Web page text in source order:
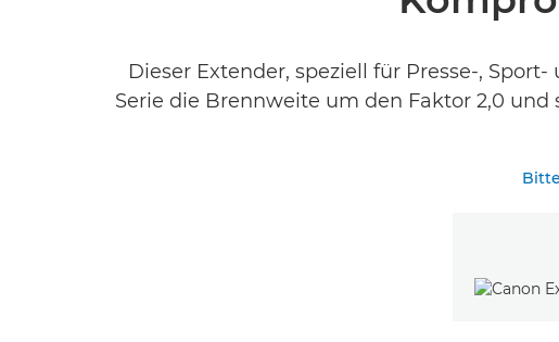
Dieser Extender, speziell für Presse-,
Serie die Brennweite um den Faktor 2,0